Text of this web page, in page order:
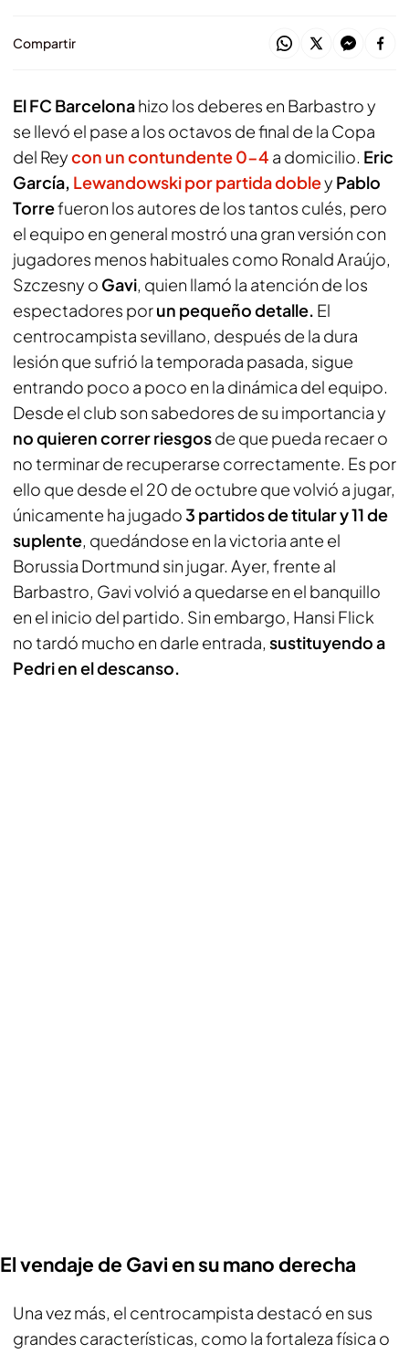
Compartir
El FC Barcelonahizo los deberes en Barbastro y
se llevó el pase a los octavos de final de la Copa
del Reycon un contundente 0-4 a domicilio. Eric
García, Lewandowski por partida dobley Pablo
Torrefueron los autores de los tantos culés, pero
el equipo en general mostró una gran versión con
jugadores menos habituales como Ronald Araújo,
Szczesny o Gavi, quien llamó la atención de los
espectadores porun pequeño detalle. El
centrocampista sevillano, después de la dura
lesión que sufrió la temporada pasada, sigue
entrando poco a poco en la dinámica del equipo.
Desde el club son sabedores de su importancia y
no quieren correr riesgosde que pueda recaer o
no terminar de recuperarse correctamente. Es por
ello que desde el 20 de octubre que volvió a jugar,
únicamente ha jugado3 partidos de titular y 11 de
suplente, quedándose en la victoria ante el
Borussia Dortmund sin jugar. Ayer, frente al
Barbastro, Gavi volvió a quedarse en el banquillo
en el inicio del partido. Sin embargo, Hansi Flick
no tardó mucho en darle entrada, sustituyendo a
Pedri en el descanso.
El vendaje de Gavi en su mano derecha
Una vez más, el centrocampista destacó en sus
grandes características, como la fortaleza física o